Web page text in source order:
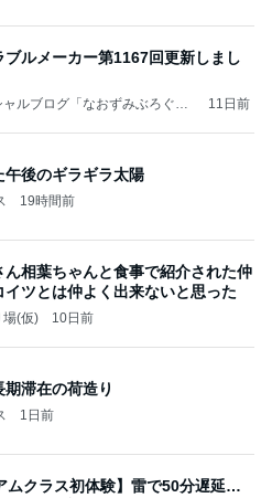
ブルメーカー第1167回更新しまし
ルブログ「なおずみぶろぐ」
11日前
午後のギラギラ太陽
19時間前
ん相葉ちゃんと食事で紹介された仲
イツとは仲よく出来ないと思った
場(仮) 10日前
滞在の荷造り
1日前
ムクラス初体験】雷で50分遅延…